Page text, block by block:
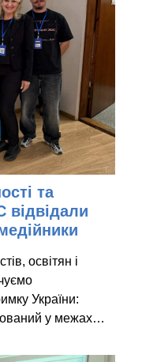
та
відвідали
освітян і
України:
у межах…